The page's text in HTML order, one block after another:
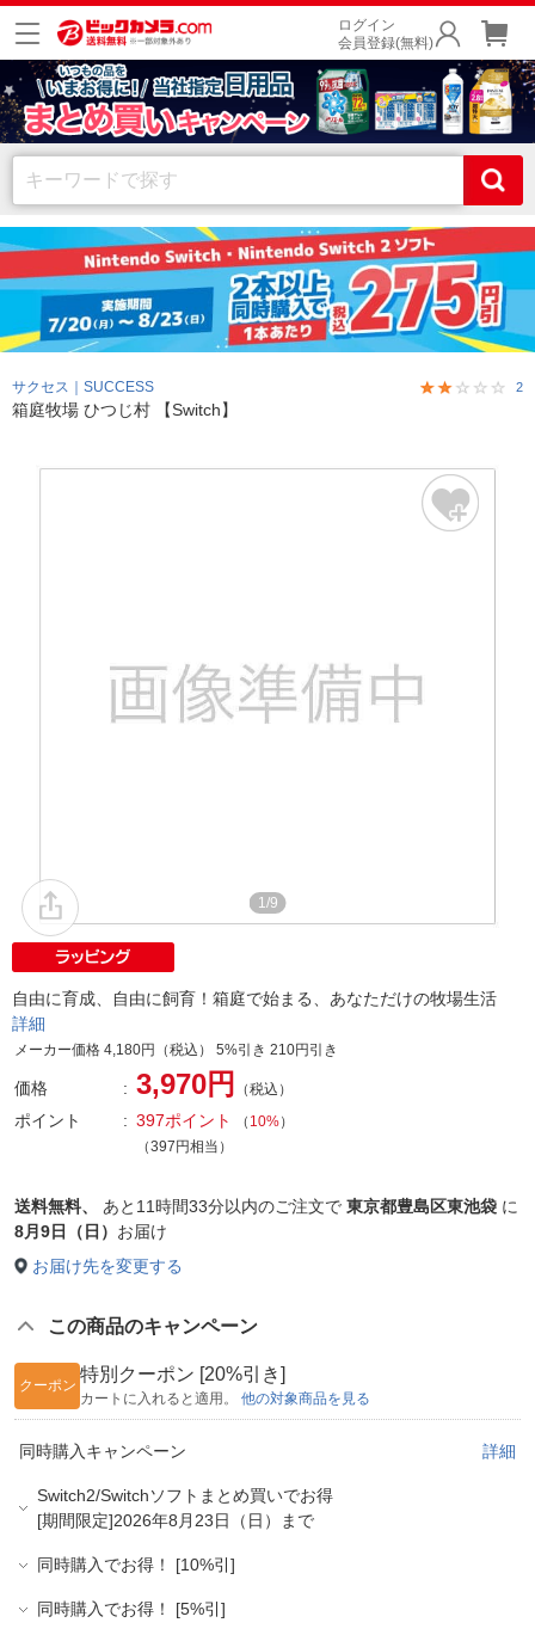
ログイン
会員登録(無料)
サクセス｜SUCCESS 2
箱庭牧場 ひつじ村 【Switch】
1/9
自由に育成、自由に飼育！箱庭で始まる、あなただけの牧場生活
詳細
メーカー価格 4,180円（税込） 5%引き 210円引き
価格 3,970円 （税込）
ポイント 397ポイント （ 10%）
（397円相当）
送料無料、 あと 11時間33分以内のご注文で 東京都豊島区東池袋 に
8月9日（日） お届け
お届け先を変更する
この商品のキャンペーン
クーポン
特別クーポン [20%引き]
カートに入れると適用。 他の対象商品を見る
同時購入キャンペーン 詳細
Switch2/Switchソフトまとめ買いでお得
[期間限定]2026年8月23日（日）まで
同時購入でお得！ [10%引]
同時購入でお得！ [5%引]